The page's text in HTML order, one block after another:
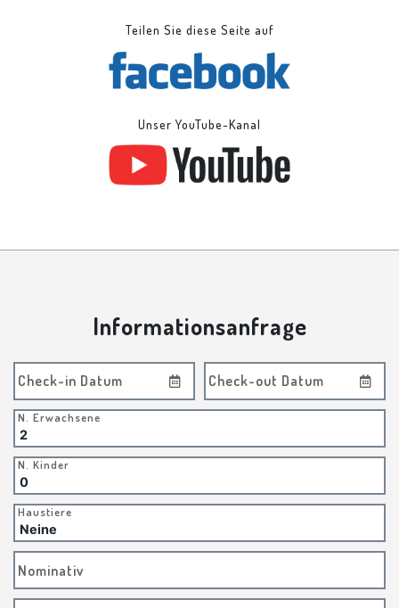
Teilen Sie diese Seite auf
Unser YouTube-Kanal
Informationsanfrage
Check-in Datum Check-out Datum
N. Erwachsene
N. Kinder
Haustiere
Nominativ